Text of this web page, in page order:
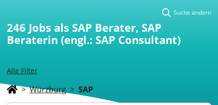
Alle Filter
Suche ändern
246 Jobs als SAP Berater, SAP
Beraterin (engl.: SAP Consultant)
> Würzburg > SAP